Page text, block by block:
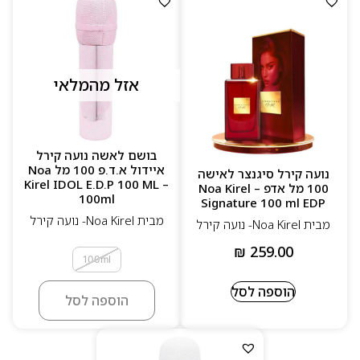
נועה קירל סיגנצר לאישה
100 מל אדפ – Noa Kirel
Signature 100 ml EDP
מבית Noa Kirel- נועה קירל
₪ 259.00
הוספה לסל
אזל מהמלאי
בושם לאשה נועה קירל
איידול א.ד.פ 100 מל Noa
Kirel IDOL E.D.P 100 ML –
100ml
מבית Noa Kirel- נועה קירל
100ml
הוספה לסל